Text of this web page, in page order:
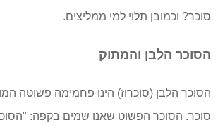
סוכר? וכמובן תלוי למי ממליצים.
הסוכר הלבן והמתוק
הסוכר הלבן (סוכרוז) הינו פחמימה פשוטה
סוכר. הסוכר הפשוט שאנו שמים בקפה: "